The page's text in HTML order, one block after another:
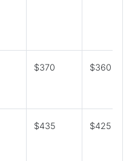
$370 $360
$435 $425